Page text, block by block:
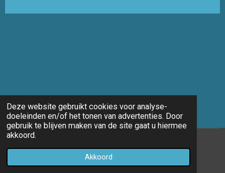
Deze website gebruikt cookies voor analyse-
doeleinden en/of het tonen van advertenties. Door
gebruik te blijven maken van de site gaat u hiermee
akkoord.
Akkoord